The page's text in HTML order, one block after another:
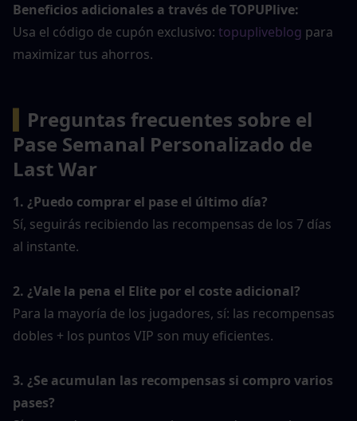
Beneficios adicionales a través de TOPUPlive:
Usa el código de cupón exclusivo: topupliveblog para
maximizar tus ahorros.
Preguntas frecuentes sobre el
Pase Semanal Personalizado de
Last War
1. ¿Puedo comprar el pase el último día?
Sí, seguirás recibiendo las recompensas de los 7 días
al instante.
2. ¿Vale la pena el Elite por el coste adicional?
Para la mayoría de los jugadores, sí: las recompensas
dobles + los puntos VIP son muy eficientes.
3. ¿Se acumulan las recompensas si compro varios
pases?